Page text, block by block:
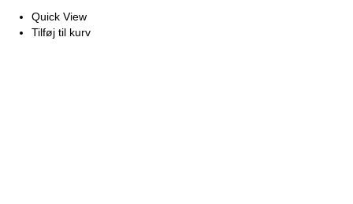
Quick View
Tilføj til kurv